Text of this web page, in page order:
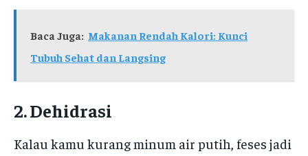
Baca Juga: Makanan Rendah Kalori: Kunci
Tubuh Sehat dan Langsing
2. Dehidrasi
Kalau kamu kurang minum air putih, feses jadi